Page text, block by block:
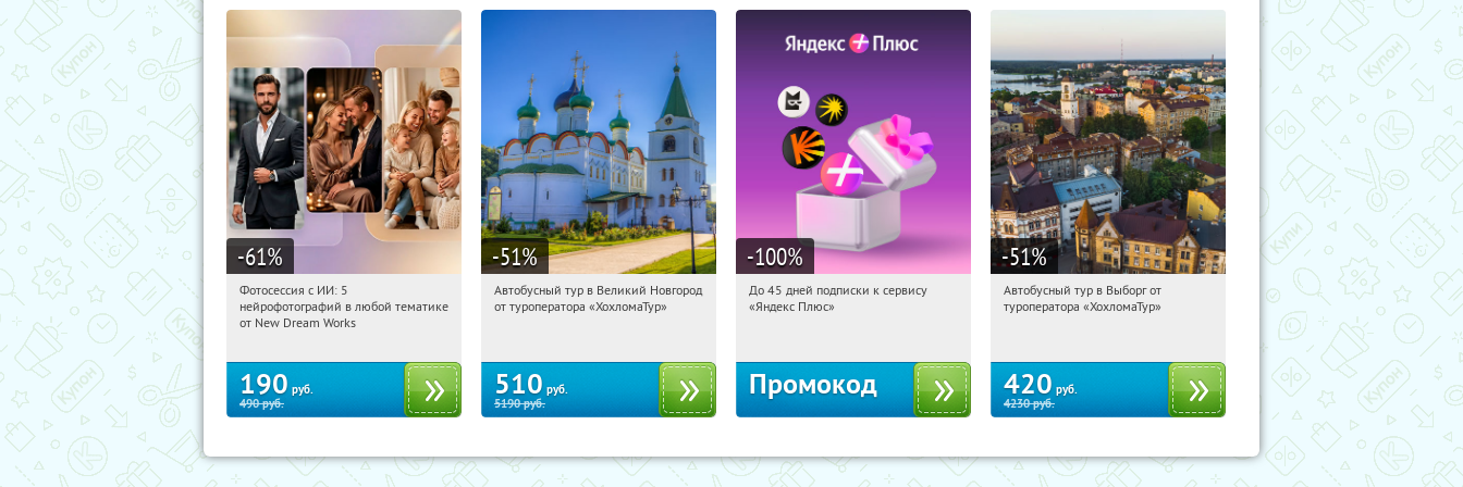
-61%
19:26:41
Россия
Фотосессия с ИИ: 5
нейрофотографий в любой тематике
от New Dream Works
190 руб.
490руб.
-51%
19:26:41 Купили:2
Автобусный тур в Великий Новгород
от туроператора «ХохломаТур»
510 руб.
5190руб.
-100%
19:26:41 Получили:
До 45 дней подписки к сервису
«Яндекс Плюс»
Промокод
-51%
19:26:41 Купили:
Автобусный тур в Выборг от
туроператора «ХохломаТур»
420 руб.
4230руб.